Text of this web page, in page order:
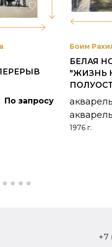
По запросу
Боим
БЕЛАЯ
"ЖИЗНЬ
акварель
1976 г.
+7